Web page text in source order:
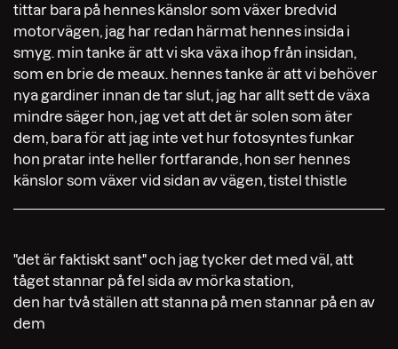
tittar bara på hennes känslor som växer bredvid
motorvägen, jag har redan härmat hennes insida i
smyg. min tanke är att vi ska växa ihop från insidan,
som en brie de meaux. hennes tanke är att vi behöver
nya gardiner innan de tar slut, jag har allt sett de växa
mindre säger hon, jag vet att det är solen som äter
dem, bara för att jag inte vet hur fotosyntes funkar
hon pratar inte heller fortfarande, hon ser hennes
känslor som växer vid sidan av vägen, tistel thistle
"det är faktiskt sant" och jag tycker det med väl, att
tåget stannar på fel sida av mörka station,
den har två ställen att stanna på men stannar på en av
dem